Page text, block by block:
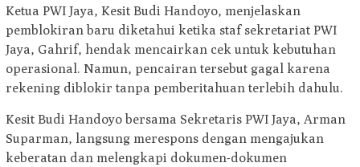
Ketua PWI Jaya, Kesit Budi Handoyo, menjelaskan
pemblokiran baru diketahui ketika staf sekretariat PWI
Jaya, Gahrif, hendak mencairkan cek untuk kebutuhan
operasional. Namun, pencairan tersebut gagal karena
rekening diblokir tanpa pemberitahuan terlebih dahulu.
Kesit Budi Handoyo bersama Sekretaris PWI Jaya, Arman
Suparman, langsung merespons dengan mengajukan
keberatan dan melengkapi dokumen-dokumen